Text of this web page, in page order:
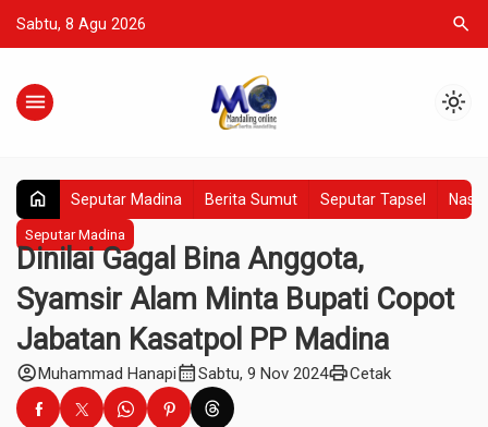
Sabtu, 8 Agu 2026 search
menu light_mode
home Seputar Madina Berita Sumut Seputar Tapsel
Seputar Madina
Dinilai Gagal Bina Anggota,
Syamsir Alam Minta Bupati Copot
Jabatan Kasatpol PP Madina
account_circleMuhammad Hanapicalendar_monthSabtu, 9 Nov 2024printCetak